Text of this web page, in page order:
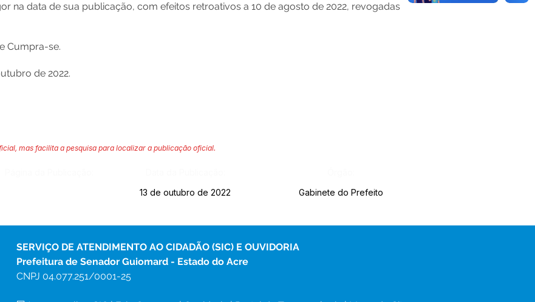
na data de sua publicação, com efeitos retroativos a 10 de agosto de 2022, revogadas
Cumpra-se.
de 2022.
mas facilita a pesquisa para localizar a publicação oficial.
13 de outubro de 2022 Gabinete do Prefeito
SERVIÇO DE ATENDIMENTO AO CIDADÃO (SIC) E OUVIDORIA
Prefeitura de Senador Guiomard - Estado do Acre
CNPJ 04.077.251/0001-25